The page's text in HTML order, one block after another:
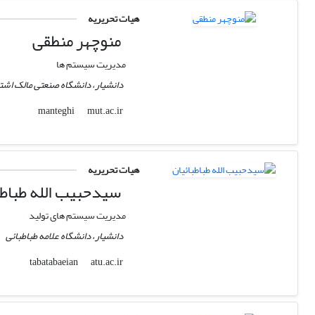
هیات تحریریه
منوچهر منطقی
مدیریت سیستم ها
دانشیار، دانشگاه صنعتی مالک
manteghi
mut.ac.ir
هیات تحریریه
سیدحبیب الله
مدیریت سیستم های تولید
دانشیار، دانشگاه علامه طباطبائی
tabatabaeian
atu.ac.ir